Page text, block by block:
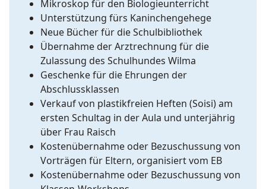
Mikroskop für den Biologieunterricht
Unterstützung fürs Kaninchengehege
Neue Bücher für die Schulbibliothek
Übernahme der Arztrechnung für die
Zulassung des Schulhundes Wilma
Geschenke für die Ehrungen der
Abschlussklassen
Verkauf von plastikfreien Heften (Soisi) am
ersten Schultag in der Aula und unterjährig
über Frau Raisch
Kostenübernahme oder Bezuschussung von
Vorträgen für Eltern, organisiert vom EB
Kostenübernahme oder Bezuschussung von